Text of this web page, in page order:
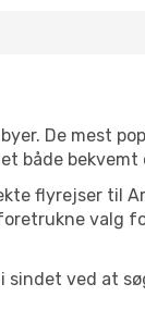
De mest
både
flyrejser til
valg
ved at